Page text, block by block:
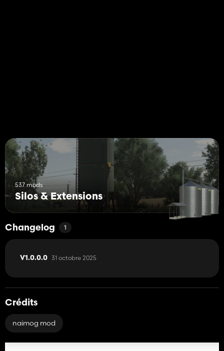
537 mods
Silos & Extensions
Changelog 1
V1.0.0.0 31 octobre 2025
Crédits
naimog mod